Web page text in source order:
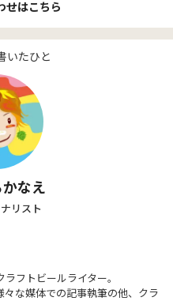
せはこちら
いたひと
なえ
リスト
フトビールライター。
な媒体での記事執筆の他、クラ